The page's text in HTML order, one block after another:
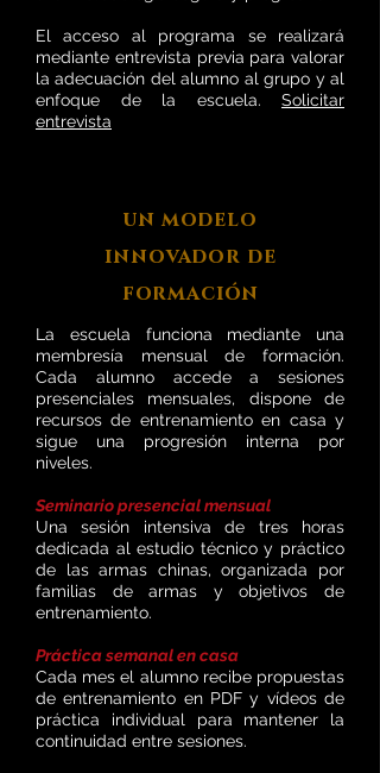
El acceso al programa se realizará
mediante entrevista previa para valorar
la adecuación del alumno al grupo y al
enfoque de la escuela. Solicitar
entrevista
un modelo
innovador de
formación
La escuela funciona mediante una
membresía mensual de formación.
Cada alumno accede a sesiones
presenciales mensuales, dispone de
recursos de entrenamiento en casa y
sigue una progresión interna por
niveles.
Seminario presencial mensual
Una sesión intensiva de tres horas
dedicada al estudio técnico y práctico
de las armas chinas, organizada por
familias de armas y objetivos de
entrenamiento.
Práctica semanal en casa
Cada mes el alumno recibe propuestas
de entrenamiento en PDF y vídeos de
práctica individual para mantener la
continuidad entre sesiones.